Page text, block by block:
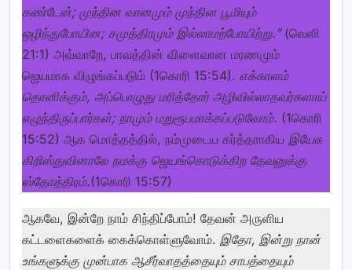
கண்டேன்; முந்தின வானமும் முந்தின பூமியும்
ஒழிந்துபோயின; சமுத்திரமும் இல்லாமற்போயிற்று.”(வெளி
21:1) அவ்வாறே, பாவத்தின் விளைவான மரணமும்
ஜெயமாக விழுங்கப்படும் (1கொரி 15:54). எக்காளம்
தொனிக்கும், அப்பொழுது மரித்தோர் அழிவில்லாதவர்களாய்
எழுந்திருப்பார்கள்; நாமும் மறுரூபமாக்கப்படுவோம். (1கொரி
15:52) ஆக மொத்தத்தில், நம்முடைய கர்த்தராகிய இயேசு
கிறிஸ்துவினாலே நமக்கு ஜெயங்கொடுக்கிற தேவனுக்கு
ஸ்தோத்திரம்.(1கொரி 15:57)
ஆகவே, இன்றே நாம் சிந்திப்போம்! தேவன் அருளிய
கட்டளைகளைக் கைக்கொள்ளுவோம். இதோ, இன்று நான்
உங்களுக்கு முன்பாக ஆசீர்வாதத்தையும் சாபத்தையும்